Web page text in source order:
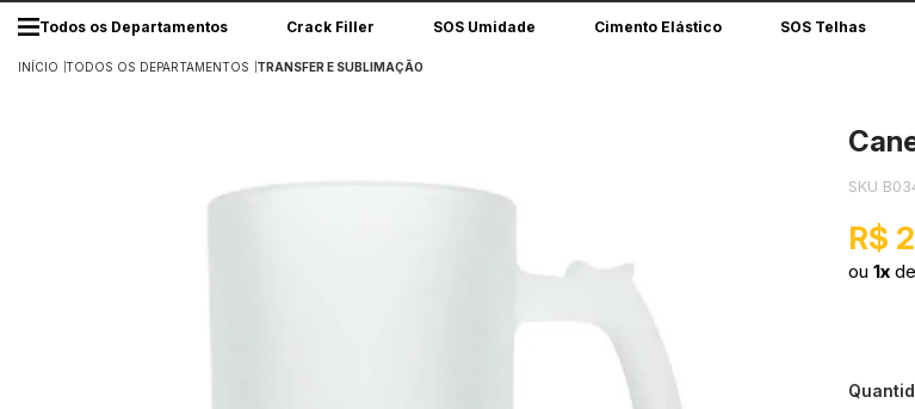
Todos os Departamentos Crack Filler SOS Umidade Cimento Elástico SOS Telhas
INÍCIO TODOS OS DEPARTAMENTOS TRANSFER E SUBLIMAÇÃO
SKU
R$
ou1x de